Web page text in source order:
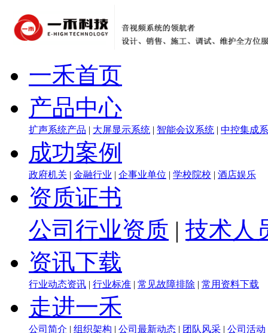
一禾首页
产品中心
扩声系统产品 | 大屏显示系统 | 智能会议系统 | 中控集成
成功案例
政府机关 | 金融行业 | 企事业单位 | 学校院校 | 酒店娱乐
资质证书
公司行业资质 | 技术人
资讯下载
行业动态资讯 | 行业标准 | 常见故障排除 | 常用资料下载
走进一禾
公司简介 | 组织架构 | 公司最新动态 | 团队风采 | 公司活动